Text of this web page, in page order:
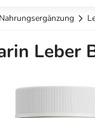
Nahrungsergänzung
Leber